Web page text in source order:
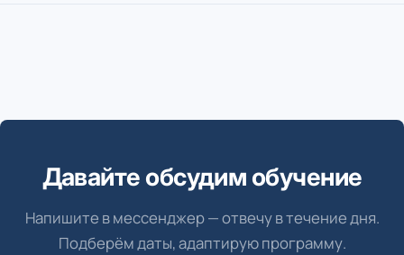
Давайте обсудим обучение
Напишите в мессенджер — отвечу в течение дня.
Подберём даты, адаптирую программу.